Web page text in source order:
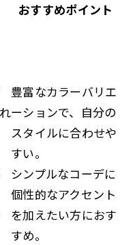
おすすめポイント
豊富なカラーバリエ
ーションで、自分の
スタイルに合わせや
すい。
シンプルなコーデに
個性的なアクセント
を加えたい方におす
すめ。